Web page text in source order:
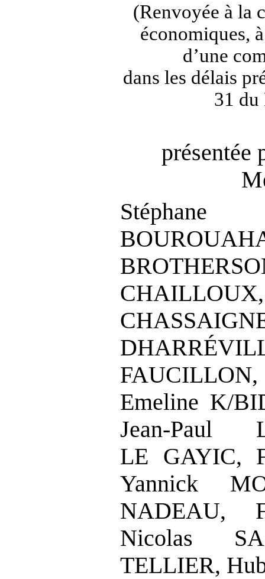
(Renvoyée à la
économiques,
d’une
dans les délais
31 du
présentée
Stéphane
Emeline K/
Jean‑Paul
LE
GAYIC,
Yannick
NADEAU,
Nicolas
TELLIER,